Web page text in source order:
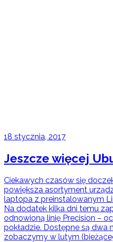
18 stycznia, 2017
Jeszcze więcej
Ciekawych czasów się
powiększa asortyment
laptopa z preinstalowanym
Na dodatek kilka dni temu
odnowioną linię Precision –
pokładzie. Dostępne są dwa
zobaczymy w lutym